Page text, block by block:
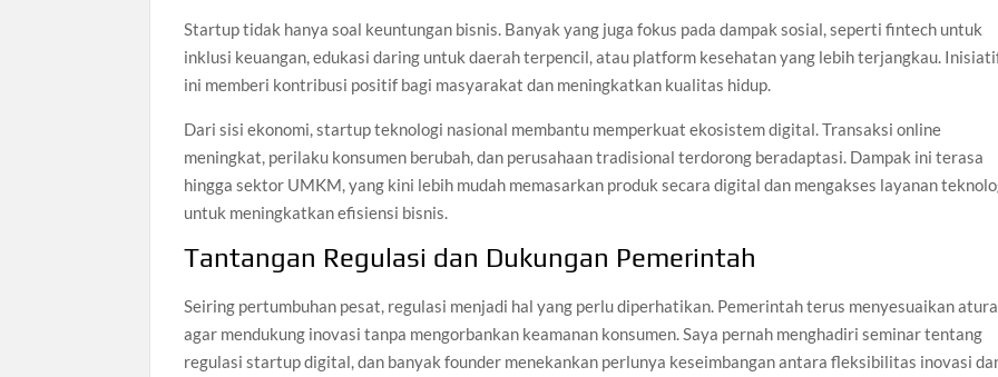
Startup tidak hanya soal keuntungan bisnis. Banyak yang juga fokus pada dampak sosial, seperti fintech untuk
inklusi keuangan, edukasi daring untuk daerah terpencil, atau platform kesehatan yang lebih terjangkau.
ini memberi kontribusi positif bagi masyarakat dan meningkatkan kualitas hidup.
Dari sisi ekonomi, startup teknologi nasional membantu memperkuat ekosistem digital. Transaksi online
meningkat, perilaku konsumen berubah, dan perusahaan tradisional terdorong beradaptasi. Dampak ini terasa
hingga sektor UMKM, yang kini lebih mudah memasarkan produk secara digital dan mengakses layanan
untuk meningkatkan efisiensi bisnis.
Tantangan Regulasi dan Dukungan Pemerintah
Seiring pertumbuhan pesat, regulasi menjadi hal yang perlu diperhatikan. Pemerintah terus menyesuaikan
agar mendukung inovasi tanpa mengorbankan keamanan konsumen. Saya pernah menghadiri seminar tentang
regulasi startup digital, dan banyak founder menekankan perlunya keseimbangan antara fleksibilitas inovasi